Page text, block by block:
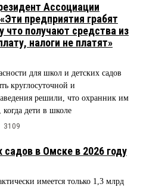
Ассоциации
предприятия грабят
что получают средства из
налоги не платят»
для школ и детских садов
круглосуточной и
решили, что охранник им
дети в школе
3109
в Омске в 2026 году
имеется только 1,3 млрд